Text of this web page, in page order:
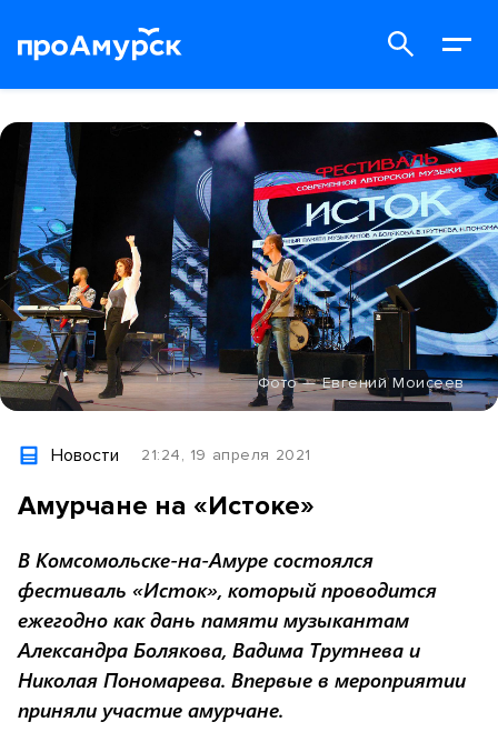
Фото — Евгений Моисеев
Новости 21:24, 19 апреля 2021
Амурчане на «Истоке»
В Комсомольске-на-Амуре состоялся
фестиваль «Исток», который проводится
ежегодно как дань памяти музыкантам
Александра Болякова, Вадима Трутнева и
Николая Пономарева. Впервые в мероприятии
приняли участие амурчане.